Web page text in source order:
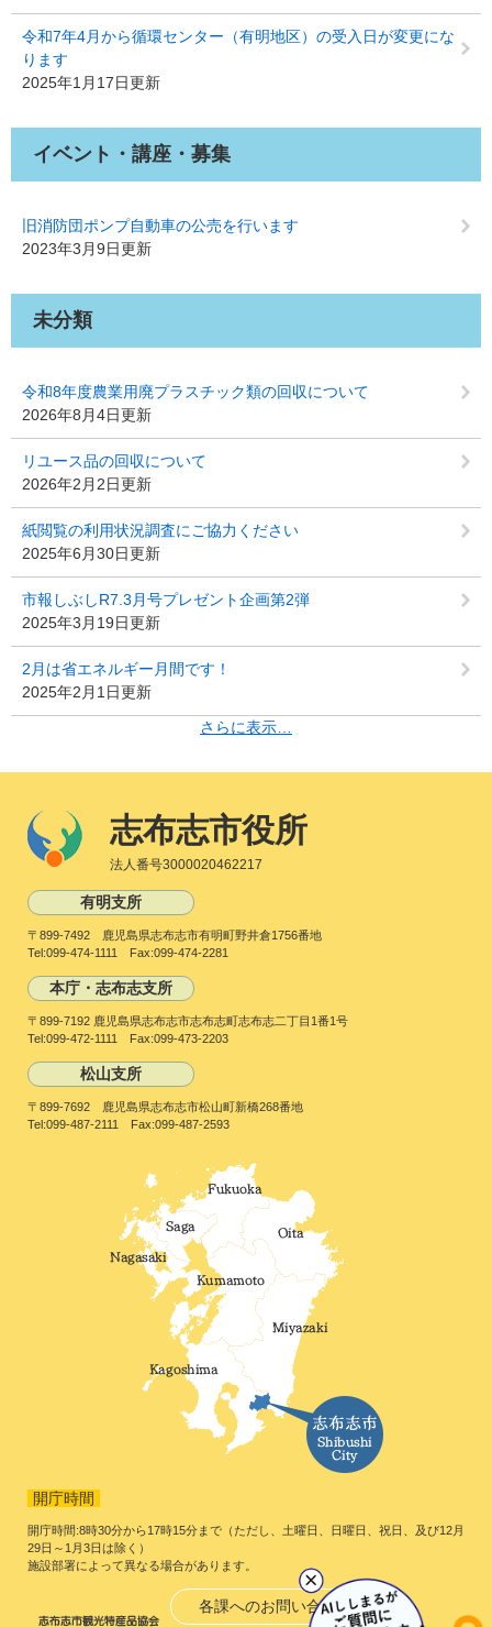
令和7年4月から循環センター（有明地区）の受入日が変更にな
ります
2025年1月17日更新
イベント・講座・募集
旧消防団ポンプ自動車の公売を行います
2023年3月9日更新
未分類
令和8年度農業用廃プラスチック類の回収について
2026年8月4日更新
リユース品の回収について
2026年2月2日更新
紙閲覧の利用状況調査にご協力ください
2025年6月30日更新
市報しぶしR7.3月号プレゼント企画第2弾
2025年3月19日更新
2月は省エネルギー月間です！
2025年2月1日更新
さらに表示…
志布志市役所
法人番号3000020462217
有明支所
〒899-7492 鹿児島県志布志市有明町野井倉1756番地
Tel:099-474-1111 Fax:099-474-2281
本庁・志布志支所
〒899-7192 鹿児島県志布志市志布志町志布志二丁目1番1号
Tel:099-472-1111 Fax:099-473-2203
松山支所
〒899-7692 鹿児島県志布志市松山町新橋268番地
Tel:099-487-2111 Fax:099-487-2593
開庁時間
開庁時間:8時30分から17時15分まで（ただし、土曜日、日曜日、祝日、及び12月
29日～1月3日は除く）
施設部署によって異なる場合があります。
各課へのお問い合わせ